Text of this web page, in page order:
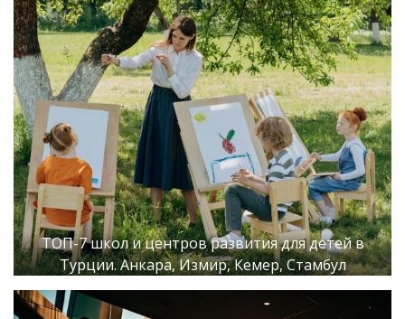
ТОП-7 школ и центров развития для детей в
Турции. Анкара, Измир, Кемер, Стамбул